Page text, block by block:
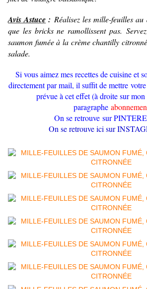
Avis Astuce : Réalisez les mille-feuilles
que les bricks ne ramollissent pas.
saumon fumée à la crème chantilly
salade.
Si vous aimez mes recettes de cuisine et
directement par mail, il suffit de mettre
prévue à cet effet (à droite sur
paragraphe
On se retrouve sur
On se retrouve ici sur